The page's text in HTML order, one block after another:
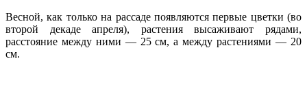
Весной, как только на рассаде появляются первые цветки (во
второй декаде апреля), растения высаживают рядами,
расстояние между ними — 25 см, а между растениями — 20
см.